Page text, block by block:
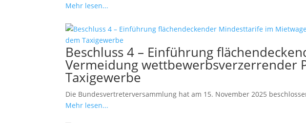
Mehr lesen...
Beschluss 4 – Einführung
Vermeidung wettbewerbsverzerrender
Taxigewerbe
Die Bundesvertreterversammlung hat am 15. November 2025
Mehr lesen...